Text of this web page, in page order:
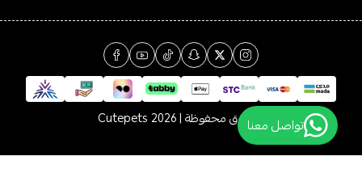
الحقوق محفوظة | 2026 Cutepets تواصل معنا